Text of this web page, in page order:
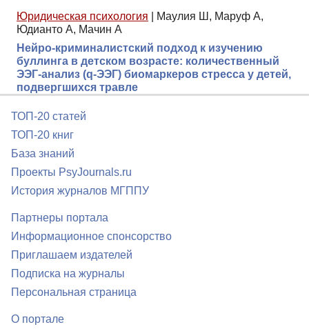
Юридическая психология
Маулия Ш, Маруф А,
Юдианто А, Мачин А
Нейро-криминалистский подход к изучению
буллинга в детском возрасте: количественный
ЭЭГ-анализ (q-ЭЭГ) биомаркеров стресса у детей,
подвергшихся травле
ТОП-20 статей
ТОП-20 книг
База знаний
Проекты PsyJournals.ru
История журналов МГППУ
Партнеры портала
Информационное спонсорство
Приглашаем издателей
Подписка на журналы
Персональная страница
О портале